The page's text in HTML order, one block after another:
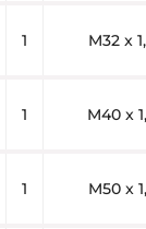
1 M32 x
1 M40 x
1 M50 x